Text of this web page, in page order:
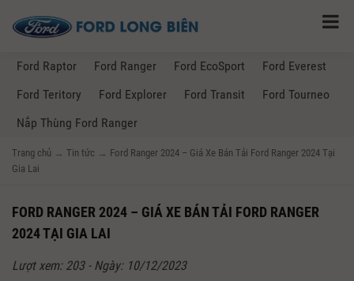
Ford Raptor Ford Ranger Ford EcoSport
Ford Everest
Ford Teritory
Ford Explorer Ford Transit
Ford Tourneo
Nắp Thùng Ford Ranger
Trang chủ → Tin tức → Ford Ranger 2024 – Giá Xe Bán Tải Ford Ranger 2024 Tại
Gia Lai
FORD RANGER 2024 – GIÁ XE BÁN TẢI FORD RANGER
2024 TẠI GIA LAI
Lượt xem: 203 - Ngày: 10/12/2023